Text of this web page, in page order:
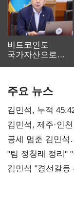
비트코인도
국가자산으로…'
주요 뉴스
김민석, 누적
0.86%p(2보)
김민석, 제주·인
공세 멈춘 김민
"팀 정청래 정리"
다툼 격화
김민석 "경선갈